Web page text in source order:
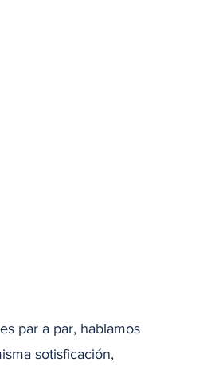
par a par, hablamos
sotisficación,